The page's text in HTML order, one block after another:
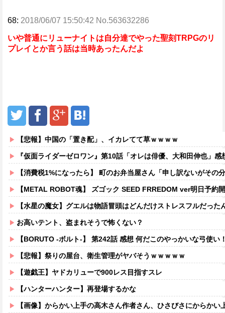
68: 2018/06/07 15:50:42 No.563632286
いや普通にリューナイトは自分達でやった聖刻TRPGのリ
プレイとか言う話は当時あったんだよ
【悲報】中国の「置き配」、イカレてて草ｗｗｗｗ
『仮面ライダーゼロワン』第10話「オレは俳優、大和田伸也」感
【消費税1%になったら】 町のお弁当屋さん「申し訳ないがその分商品代を
【METAL ROBOT魂】 ズゴック SEED FRREDOM ver明日予約開始！！
【水星の魔女】グエルは物語冒頭はどんだけストレスフルだっ
お高いテント、盗まれそうで怖くない？
【BORUTO -ボルト-】 第242話 感想 何だこのやっかいな弓使い
【悲報】祭りの屋台、衛生管理がヤバそうｗｗｗｗｗ
【遊戯王】ヤドカリューで900レス目指すスレ
【ハンターハンター】再登場するかな
【画像】からかい上手の高木さん作者さん、ひさびさにからかい上手の高木